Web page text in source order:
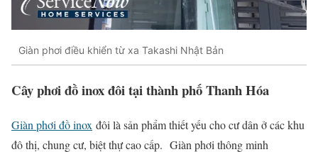
Giàn phơi điều khiển từ xa Takashi Nhật Bản
Cây phơi đồ inox đôi tại thành phố Thanh Hóa
Giàn phơi đồ inox đôi là sản phẩm thiết yếu cho cư dân ở các khu
đô thị, chung cư, biệt thự cao cấp. Giàn phơi thông minh